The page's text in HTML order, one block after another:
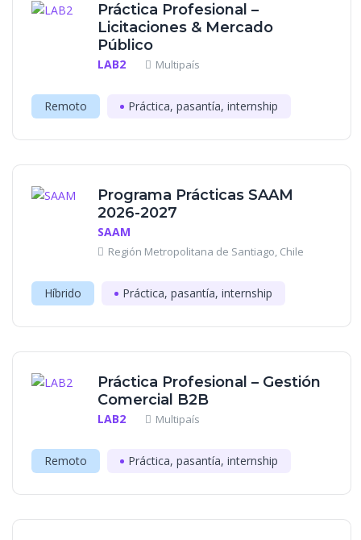
Práctica Profesional –
Licitaciones & Mercado
Público
LAB2 Multipaís
Remoto Práctica, pasantía, internship
Programa Prácticas SAAM
2026-2027
SAAM
Región Metropolitana de Santiago, Chile
Híbrido Práctica, pasantía, internship
Práctica Profesional – Gestión
Comercial B2B
LAB2 Multipaís
Remoto Práctica, pasantía, internship